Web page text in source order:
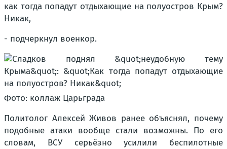
как тогда попадут отдыхающие на полуостров Крым?
Никак,
- подчеркнул военкор.
Фото: коллаж Царьграда
Политолог Алексей Живов ранее объяснял, почему
подобные атаки вообще стали возможны. По его
словам, ВСУ серьёзно усилили беспилотные